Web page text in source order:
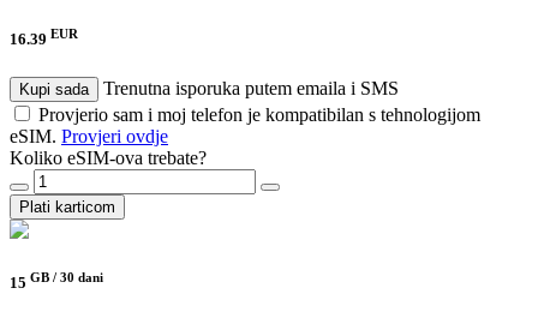
16.39 EUR
Kupi sada
Trenutna isporuka putem emaila i SMS
Provjerio sam i moj telefon je kompatibilan s tehnologijom
eSIM. Provjeri ovdje
Koliko eSIM-ova trebate?
Plati karticom
15 GB / 30 dani